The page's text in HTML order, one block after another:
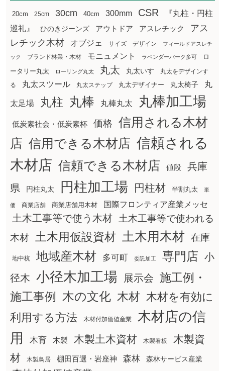
20cm 25cm 30cm 40cm 300mm CSR
『丸柱・円柱
巡礼』
ひのきジーンズ アウトドア アスレチック
アス
レチック木材
オブジェ サイズ デザイン フィールドアスレチ
ック ブランド林業・木材 モニュメント ラベンダーパーク多可
ロ
ータリー丸太
ローリング丸太 丸太 丸太いす
丸太をデザインす
る
丸太スツール 丸太ステップ 丸太デザイナー 丸太椅子 丸
太足場 丸柱 丸棒 丸棒丸太 丸棒加工場
低炭素社会・低炭素杯 価格
信用される木材
店 信用できる木材店 信頼される
木材店 信頼できる木材店 値段
兵庫
県
円柱丸太 円柱加工場 円柱材 半割丸太 単
価 商業店舗 商業店舗用木材 国際フロンティア産業メッセ
土木工事等で使う木材
土木工事等で使われる
木材
土木用仮設資材 土木用木材 在庫
地中杭 地域産木材 多可町 委託加工 専門店 小
径木 小径木加工場 展示会 施工例・
施工事例
木の文化 木材 木材を有効に
利用する方法
木材付加価値産業
木材店の信
用
木育 木製 木製土木資材 木製看板
木製資
材
木製鳥居 棚田百選・岩座神 森林 森林サービス産業